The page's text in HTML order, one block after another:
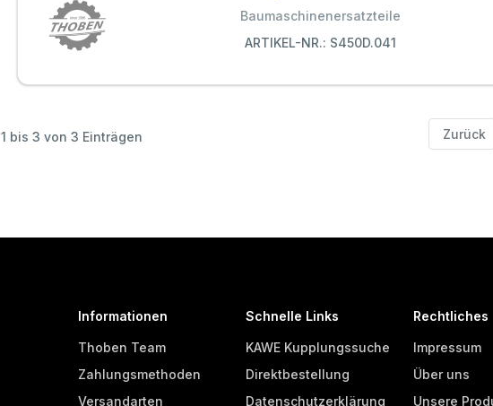
Baumaschinenersatzteile
ARTIKEL-NR.: S450D.041
1 bis 3 von 3 Einträgen Zurück
Informationen
Thoben Team
Zahlungsmethoden
Versandarten
Schnelle Links
KAWE Kupplungssuche
Direktbestellung
Datenschutzerklärung
Rechtliches
Impressum
Über uns
Unsere